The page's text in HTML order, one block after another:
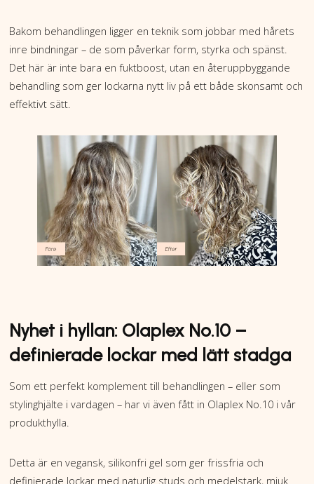
Bakom behandlingen ligger en teknik som jobbar med hårets
inre bindningar – de som påverkar form, styrka och spänst.
Det här är inte bara en fuktboost, utan en återuppbyggande
behandling som ger lockarna nytt liv på ett både skonsamt och
effektivt sätt.
Nyhet i hyllan: Olaplex No.10 –
definierade lockar med lätt stadga
Som ett perfekt komplement till behandlingen – eller som
stylinghjälte i vardagen – har vi även fått in Olaplex No.10 i vår
produkt­hylla.
Detta är en vegansk, silikonfri gel som ger frissfria och
definierade lockar med naturlig studs och medelstark, mjuk